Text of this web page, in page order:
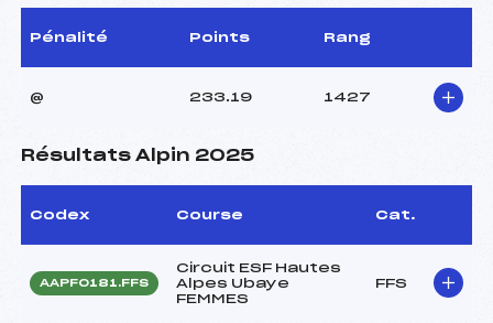
Pénalité Points Rang
@ 233.19 1427
Résultats Alpin 2025
Codex Course Cat.
AAPF0181.FFS
Circuit ESF Hautes
Alpes Ubaye
FEMMES
FFS